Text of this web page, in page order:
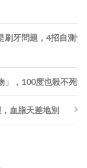
刷牙問題，4招自測
」，100度也殺不死
血脂天差地別